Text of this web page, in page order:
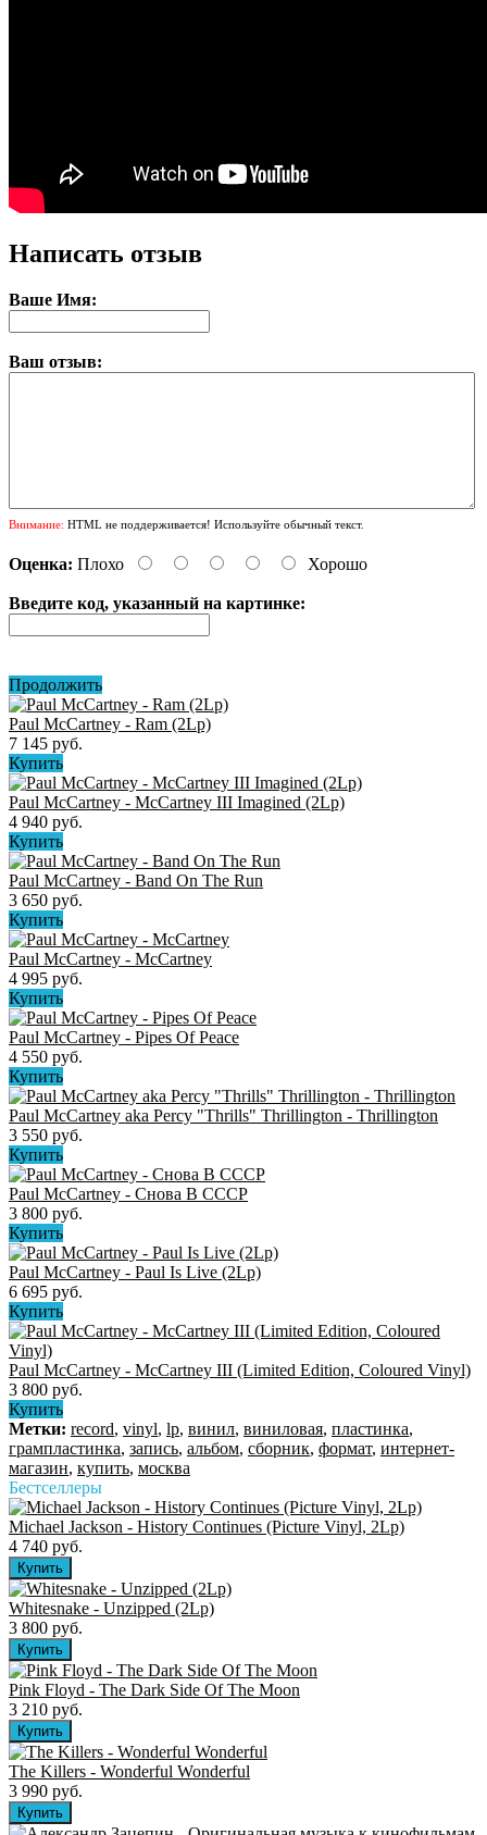
Написать отзыв
Ваше Имя:
Ваш отзыв:
Внимание: HTML не поддерживается! Используйте обычный текст.
Оценка: Плохо Хорошо
Введите код, указанный на картинке:
Продолжить
Paul McCartney - Ram (2Lp)
7 145 руб.
Купить
Paul McCartney - McCartney III Imagined (2Lp)
4 940 руб.
Купить
Paul McCartney - Band On The Run
3 650 руб.
Купить
Paul McCartney ‎- McCartney
4 995 руб.
Купить
Paul McCartney - Pipes Of Peace
4 550 руб.
Купить
Paul McCartney aka Percy "Thrills" Thrillington - Thrillington
3 550 руб.
Купить
Paul McCartney - Снова В СССР
3 800 руб.
Купить
Paul McCartney - Paul Is Live (2Lp)
6 695 руб.
Купить
Paul McCartney - McCartney III (Limited Edition, Coloured Vinyl)
3 800 руб.
Купить
Метки: record, vinyl, lp, винил, виниловая, пластинка,
грампластинка, запись, альбом, сборник, формат, интернет-
магазин, купить, москва
Бестселлеры
Michael Jackson - History Continues (Picture Vinyl, 2Lp)
4 740 руб.
Whitesnake - Unzipped (2Lp)
3 800 руб.
Pink Floyd - The Dark Side Of The Moon
3 210 руб.
The Killers ‎- Wonderful Wonderful
3 990 руб.